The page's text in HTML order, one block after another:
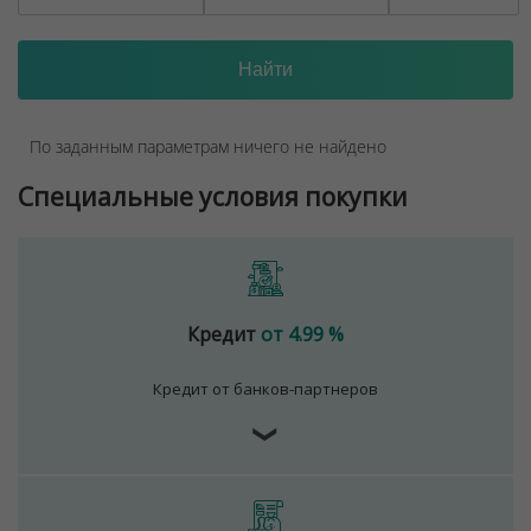
По заданным параметрам ничего не найдено
Специальные условия покупки
Кредит от 4.99 %
Кредит от банков-партнеров
❯